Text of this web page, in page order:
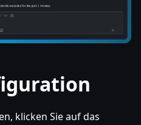
klicken Sie auf das